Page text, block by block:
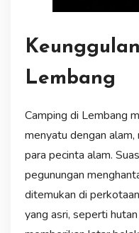
Lembang
Camping di Lembang
menyatu dengan
para pecinta alam.
pegunungan
ditemukan di
yang asri, seperti